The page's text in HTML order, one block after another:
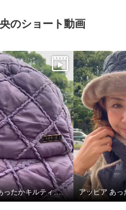
のショート動画
アッピア あったかキルティング あったかキルティング ハット＆マフラーセット